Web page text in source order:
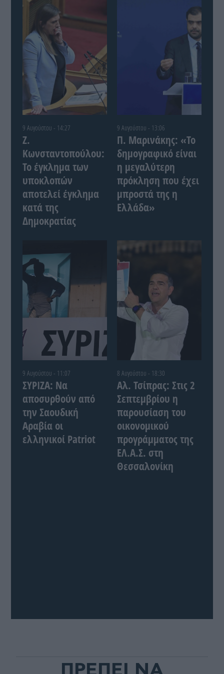
9 Αυγούστου - 14:27
Ζ.
Κωνσταντοπούλου:
Το έγκλημα των
υποκλοπών
αποτελεί έγκλημα
κατά της
Δημοκρατίας
9 Αυγούστου - 13:06
Π. Μαρινάκης: «Το
δημογραφικό είναι
η μεγαλύτερη
πρόκληση που έχει
μπροστά της η
Ελλάδα»
9 Αυγούστου - 11:07
ΣΥΡΙΖΑ: Να
αποσυρθούν από
την Σαουδική
Αραβία οι
ελληνικοί Patriot
8 Αυγούστου - 18:30
Αλ. Τσίπρας: Στις 2
Σεπτεμβρίου η
παρουσίαση του
οικονομικού
προγράμματος της
ΕΛ.Α.Σ. στη
Θεσσαλονίκη